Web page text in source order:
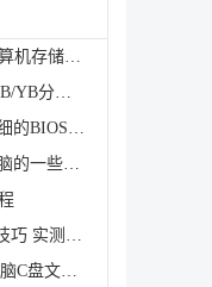
计算机存储单位如何换算? 计算机存储单位全解析
Bytes/KB/MB/GB/TB/PB/EB/ZB/YB分别代表什么? 一文看
电脑高手养成记! 2026年超详细的BIOS进入方法及设置汇
普通人应该了解一下! 关于电脑的一些基本常识
电脑卸载流氓软件的5个隐藏技巧 实测有效
C盘文件怎么转移到d盘? 将电脑C盘文档转移到D盘的多种